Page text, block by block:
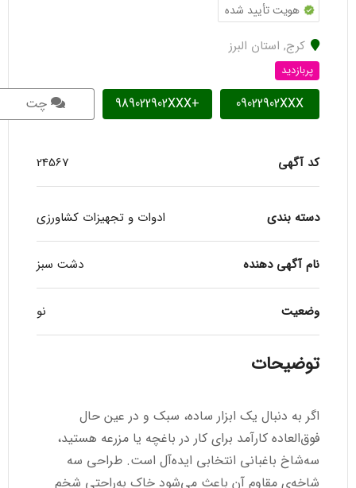
هویت تأیید شده
کرج, استان البرز
پربازدید
09022902XXX
+989022902XXX چت
کد آگهی 24567
دسته بندی ادوات و تجهیزات کشاورزی
نام آگهی دهنده دشت سبز
وضعیت نو
توضیحات
اگر به دنبال یک ابزار ساده، سبک و در عین حال
فوق‌العاده کارآمد برای کار در باغچه یا مزرعه هستید،
سه‌شاخ باغبانی انتخابی ایده‌آل است. طراحی سه
شاخه‌ی مقاوم آن باعث می‌شود خاک به‌راحتی شخم